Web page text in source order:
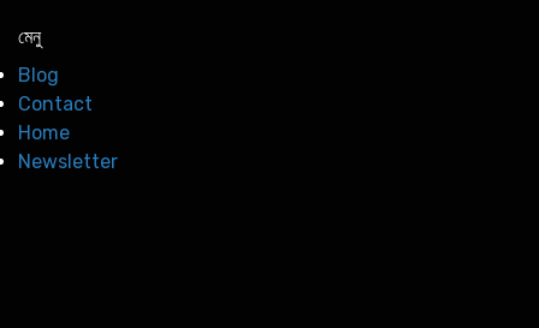
মেনু
Blog
Contact
Home
Newsletter